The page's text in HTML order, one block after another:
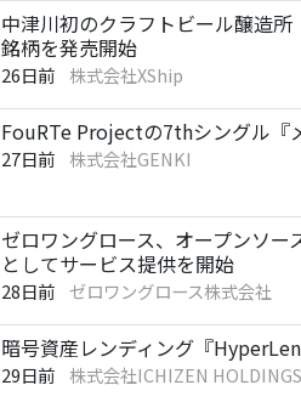
中津川初のクラフトビール醸造所
銘柄を発売開始
26日前 株式会社XShip
FouRTe Projectの7thシングル『
27日前 株式会社GENKI
ゼロワングロース、オープンソ
としてサービス提供を開始
28日前 ゼロワングロース株式会社
暗号資産レンディング『
29日前 株式会社ICHIZEN HOLDINGS